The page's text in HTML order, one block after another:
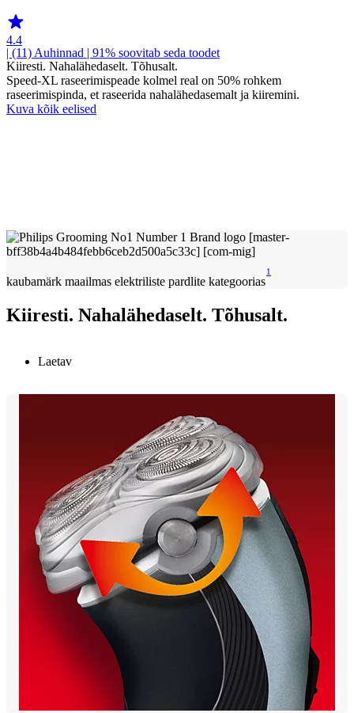
4.4
| (11) Auhinnad | 91% soovitab seda toodet
Kiiresti. Nahalähedaselt. Tõhusalt.
Speed-XL raseerimispeade kolmel real on 50% rohkem
raseerimispinda, et raseerida nahalähedasemalt ja kiiremini.
Kuva kõik eelised
kaubamärk maailmas elektriliste pardlite kategoorias
1
Kiiresti. Nahalähedaselt. Tõhusalt.
Laetav